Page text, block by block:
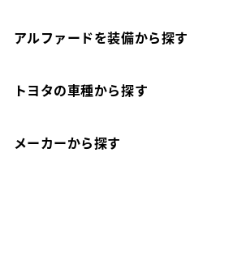
アルファードを装備から探す
トヨタの車種から探す
メーカーから探す